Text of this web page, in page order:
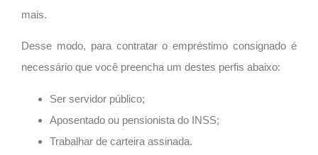
mais.
Desse modo, para contratar o empréstimo consignado é
necessário que você preencha um destes perfis abaixo:
Ser servidor público;
Aposentado ou pensionista do INSS;
Trabalhar de carteira assinada.